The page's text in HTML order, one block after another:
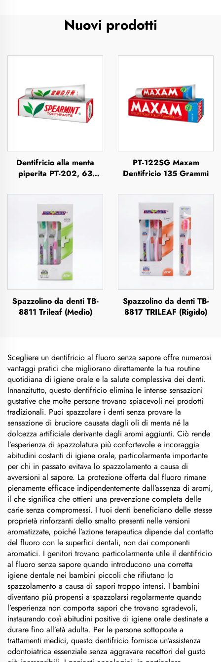
Nuovi prodotti
Dentifricio alla menta
piperita PT-202, 63
PT-122SG Maxam
Dentifricio 135 Grammi
Spazzolino da denti TB-
8811 Trileaf (Medio)
Spazzolino da denti TB-
8817 TRILEAF (Rigido)
Scegliere un dentifricio al fluoro senza sapore offre numerosi
vantaggi pratici che migliorano direttamente la tua routine
quotidiana di igiene orale e la salute complessiva dei denti.
Innanzitutto, questo dentifricio elimina le intense sensazioni
gustative che molte persone trovano spiacevoli nei prodotti
tradizionali. Puoi spazzolare i denti senza provare la
sensazione di bruciore causata dagli oli di menta né la
dolcezza artificiale derivante dagli aromi aggiunti. Ciò rende
l’esperienza di spazzolatura più confortevole e incoraggia
abitudini costanti di igiene orale, particolarmente importante
per chi in passato evitava lo spazzolamento a causa di
avversioni al sapore. La protezione offerta dal fluoro rimane
pienamente efficace indipendentemente dall’assenza di aromi,
il che significa che ottieni una prevenzione completa delle
carie senza compromessi. I tuoi denti beneficiano delle stesse
proprietà rinforzanti dello smalto presenti nelle versioni
aromatizzate, poiché l’azione terapeutica dipende dal contatto
del fluoro con le superfici dentali, non dai componenti
aromatici. I genitori trovano particolarmente utile il dentifricio
al fluoro senza sapore quando introducono una corretta
igiene dentale nei bambini piccoli che rifiutano lo
spazzolamento a causa di sapori troppo intensi. I bambini
diventano più propensi a spazzolarsi regolarmente quando
l’esperienza non comporta sapori che trovano sgradevoli,
instaurando così abitudini positive di igiene orale destinate a
durare fino all’età adulta. Per le persone sottoposte a
trattamenti medici, questo dentifricio fornisce un’assistenza
odontoiatrica essenziale senza aggravare recettori del gusto